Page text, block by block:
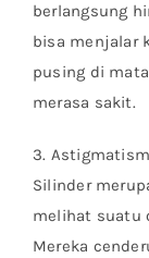
berlangsung
bisa menjalar
pusing di
merasa sakit.
3.
Silinder
melihat suatu
Mereka